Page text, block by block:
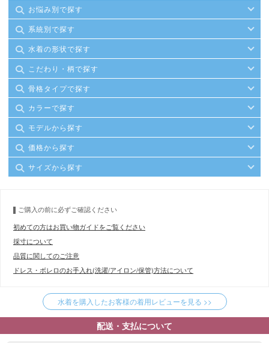
お悩み別で探す
系統別で探す
水着の形状で探す
こだわり・柄で探す
骨格タイプで探す
カラーで探す
モデルから探す
価格から探す
サイズから探す
ご購入の前に必ずご確認ください
初めての方はお買い物ガイドをご覧ください
採寸について
品質に関してのご注意
ドレス・ボレロのお手入れ(洗濯/アイロン/保管)方法について
水着を購入したお客様の着用レビューを見る >>
配送・支払について